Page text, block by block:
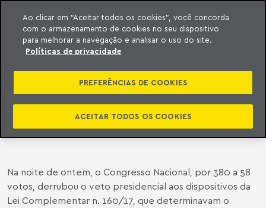
o conteúdo
Meyer
ARTIGOS DA LEI COMPLEMENTAR
160/17 QUE TRATAM COMO
SUBVENÇÃO PARA INVESTIMENTO
OS INCENTIVOS FISCAIS DE ICMS
Na noite de ontem, o Congresso Nacional, por 380 a 58
votos, derrubou o veto presidencial aos dispositivos da
Lei Complementar n. 160/17, que determinavam o
Ao clicar em “Aceitar todos os cookies”, você concorda
com o armazenamento de cookies no seu dispositivo
para melhorar a navegação e analisar o uso do site.
Políticas de privacidade
PREFERÊNCIAS DE COOKIES
ACEITAR TODOS OS COOKIES